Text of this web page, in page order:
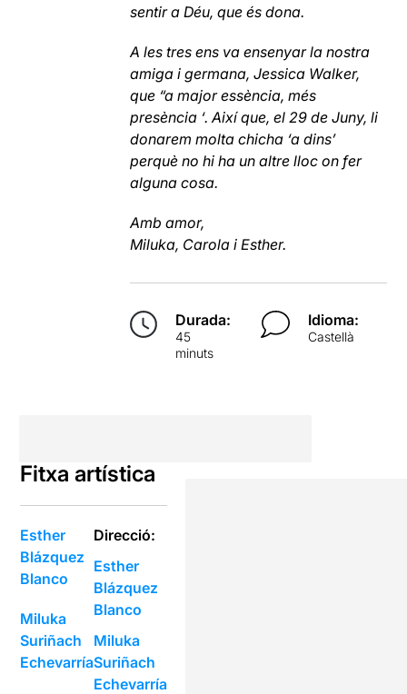
sentir a Déu, que és dona.
A les tres ens va ensenyar la nostra
amiga i germana, Jessica Walker,
que “a major essència, més
presència ‘. Així que, el 29 de Juny, li
donarem molta chicha ‘a dins’
perquè no hi ha un altre lloc on fer
alguna cosa.
Amb amor,
Miluka, Carola i Esther.
Durada:
45
minuts
Idioma:
Castellà
Fitxa artística
Esther
Blázquez
Blanco
Miluka
Suriñach
Echevarría
Direcció:
Esther
Blázquez
Blanco
Miluka
Suriñach
Echevarría